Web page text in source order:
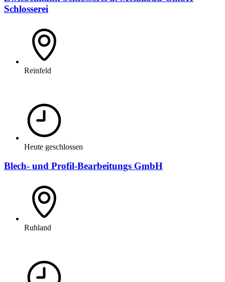
Schlosserei
Reinfeld
Heute geschlossen
Blech- und Profil-Bearbeitungs GmbH
Ruhland